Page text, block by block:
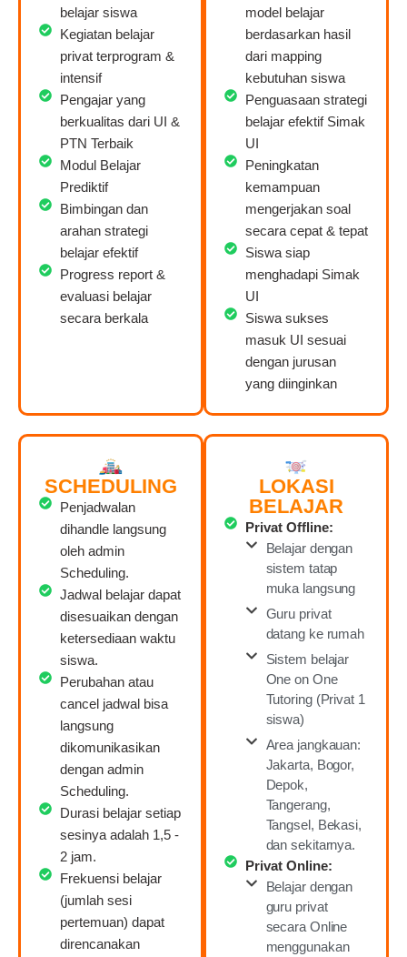
belajar siswa
Kegiatan belajar
privat terprogram &
intensif
Pengajar yang
berkualitas dari UI &
PTN Terbaik
Modul Belajar
Prediktif
Bimbingan dan
arahan strategi
belajar efektif
Progress report &
evaluasi belajar
secara berkala
model belajar
berdasarkan hasil
dari mapping
kebutuhan siswa
Penguasaan strategi
belajar efektif Simak
UI
Peningkatan
kemampuan
mengerjakan soal
secara cepat & tepat
Siswa siap
menghadapi Simak
UI
Siswa sukses
masuk UI sesuai
dengan jurusan
yang diinginkan
SCHEDULING
Penjadwalan
dihandle langsung
oleh admin
Scheduling.
Jadwal belajar dapat
disesuaikan dengan
ketersediaan waktu
siswa.
Perubahan atau
cancel jadwal bisa
langsung
dikomunikasikan
dengan admin
Scheduling.
Durasi belajar setiap
sesinya adalah 1,5 -
2 jam.
Frekuensi belajar
(jumlah sesi
pertemuan) dapat
direncanakan
LOKASI
BELAJAR
Privat Offline:
Belajar dengan
sistem tatap
muka langsung
Guru privat
datang ke rumah
Sistem belajar
One on One
Tutoring (Privat 1
siswa)
Area jangkauan:
Jakarta, Bogor,
Depok,
Tangerang,
Tangsel, Bekasi,
dan sekitarnya.
Privat Online:
Belajar dengan
guru privat
secara Online
menggunakan